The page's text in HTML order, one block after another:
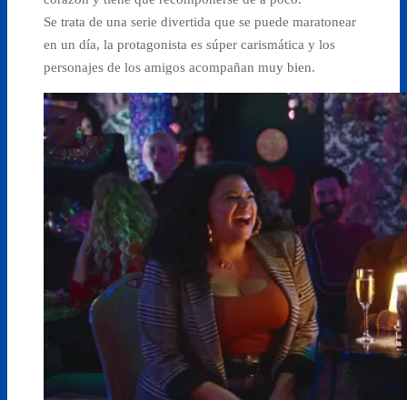
Se trata de una serie divertida que se puede maratonear
en un día, la protagonista es súper carismática y los
personajes de los amigos acompañan muy bien.